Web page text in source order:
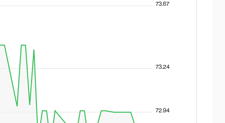
72.94
73.24
73.67